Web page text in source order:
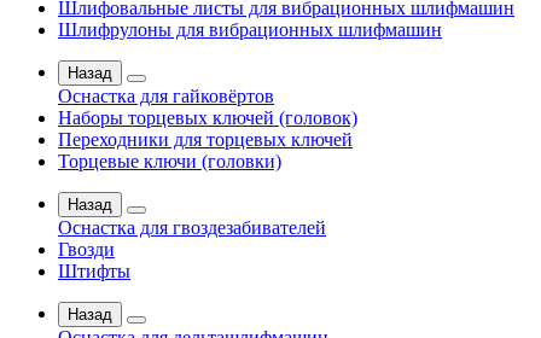
Шлифовальные листы для вибрационных шлифмашин
Шлифрулоны для вибрационных шлифмашин
Назад
Оснастка для гайковёртов
Наборы торцевых ключей (головок)
Переходники для торцевых ключей
Торцевые ключи (головки)
Назад
Оснастка для гвоздезабивателей
Гвозди
Штифты
Назад